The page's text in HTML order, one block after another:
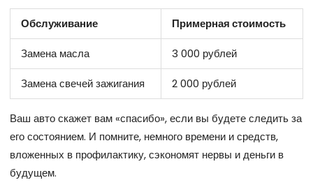
Обслуживание Примерная стоимость
Замена масла 3 000 рублей
Замена свечей зажигания 2 000 рублей
Ваш авто скажет вам «спасибо», если вы будете следить за
его состоянием. И помните, немного времени и средств,
вложенных в профилактику, сэкономят нервы и деньги в
будущем.